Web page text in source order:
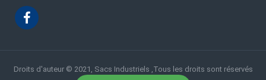
Droits d'auteur © 2021, Sacs Industriels ,Tous les droits sont réservés